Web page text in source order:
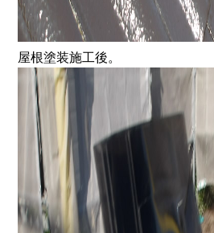
屋根塗装施工後。